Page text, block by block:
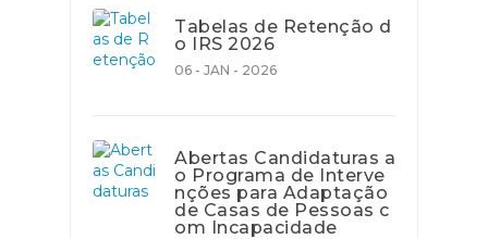
Tabelas de Retenção d
o IRS 2026
06 - JAN - 2026
Abertas Candidaturas a
o Programa de Interve
nções para Adaptação
de Casas de Pessoas c
om Incapacidade